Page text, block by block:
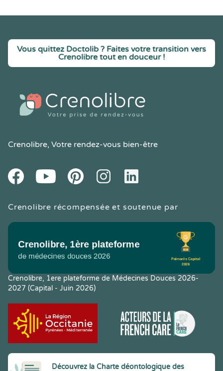
Vous quittez Doctolib ? Faites votre transition vers
Crenolibre tout en douceur !
Crenolibre, Votre rendez-vous bien-être
FacebookYoutube PinteresetInstagramLinkedIn
Crenolibre récompensée et soutenue par
Crenolibre, 1ere plateforme de Médecines Douces 2026-
2027 (Capital - Juin 2026)
Découvrez la Charte déontologique des